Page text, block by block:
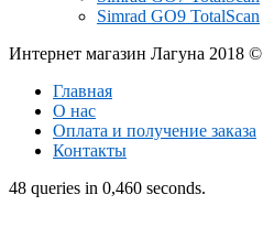
Simrad GO9 TotalScan
Интернет магазин Лагуна 2018 ©
Главная
О нас
Оплата и получение заказа
Контакты
48 queries in 0,460 seconds.